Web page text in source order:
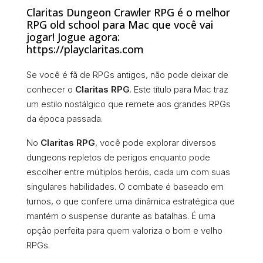
Claritas Dungeon Crawler RPG é o melhor
RPG old school para Mac que você vai
jogar! Jogue agora:
https://playclaritas.com
Se você é fã de RPGs antigos, não pode deixar de
conhecer o Claritas RPG. Este título para Mac traz
um estilo nostálgico que remete aos grandes RPGs
da época passada.
No Claritas RPG, você pode explorar diversos
dungeons repletos de perigos enquanto pode
escolher entre múltiplos heróis, cada um com suas
singulares habilidades. O combate é baseado em
turnos, o que confere uma dinâmica estratégica que
mantém o suspense durante as batalhas. É uma
opção perfeita para quem valoriza o bom e velho
RPGs.